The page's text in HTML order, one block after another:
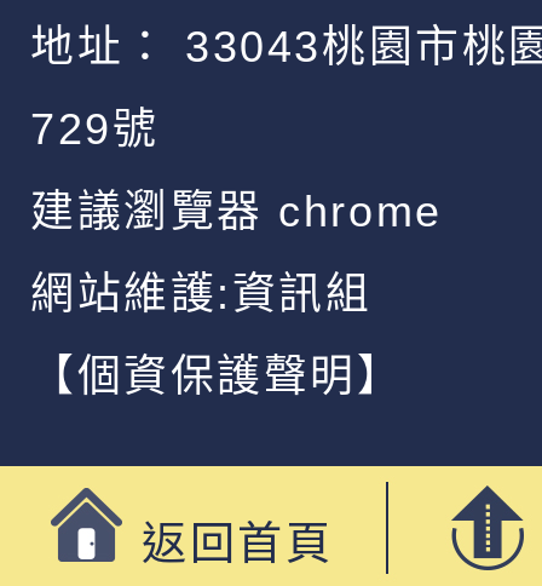
地址：
33043桃園市桃
729號
建議瀏覽器 chrome
網站維護:資訊組
【個資保護聲明】
返回首頁